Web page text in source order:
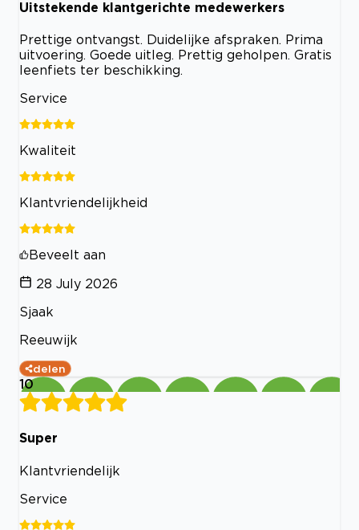
Uitstekende klantgerichte medewerkers
Prettige ontvangst. Duidelijke afspraken. Prima
uitvoering. Goede uitleg. Prettig geholpen. Gratis
leenfiets ter beschikking.
Service
Kwaliteit
Klantvriendelijkheid
Beveelt aan
28 July 2026
Sjaak
Reeuwijk
delen
10
Super
Klantvriendelijk
Service